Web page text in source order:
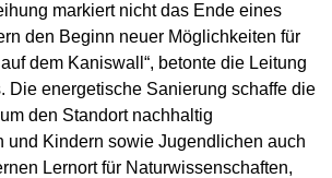
markiert nicht das Ende eines
den Beginn neuer Möglichkeiten für
dem Kaniswall“, betonte die Leitung
Die energetische Sanierung schaffe die
den Standort nachhaltig
und Kindern sowie Jugendlichen auch
Lernort für Naturwissenschaften,